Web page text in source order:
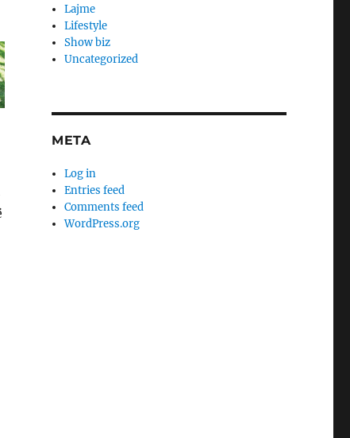
Lajme
Lifestyle
Show biz
Uncategorized
META
Log in
Entries feed
Comments feed
WordPress.org